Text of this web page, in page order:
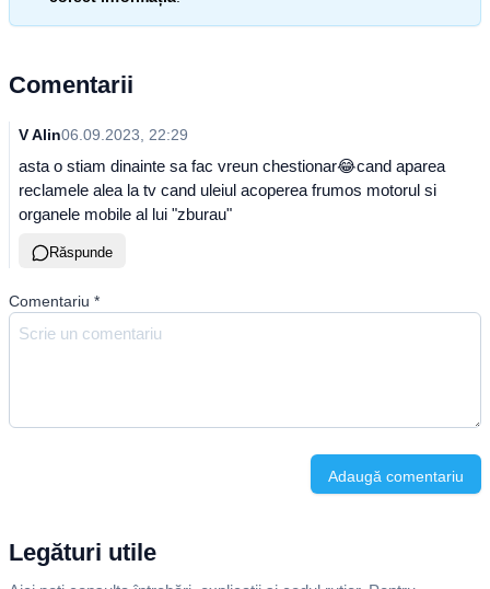
Comentarii
V Alin06.09.2023, 22:29
asta o stiam dinainte sa fac vreun chestionar😂cand aparea
reclamele alea la tv cand uleiul acoperea frumos motorul si
organele mobile al lui "zburau"
Răspunde
Comentariu *
Adaugă comentariu
Legături utile